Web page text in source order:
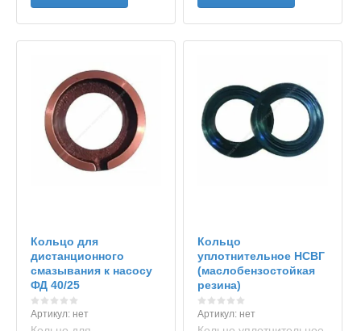
Кольцо для
дистанционного
смазывания к насосу
ФД 40/25
Артикул: нет
Кольцо
уплотнительное НСВГ
(маслобензостойкая
резина)
Артикул:нет